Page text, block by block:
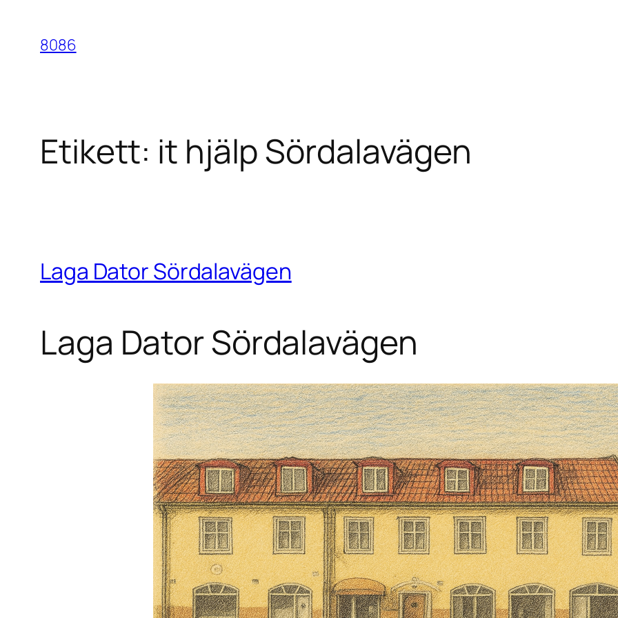
innehåll
8086
Etikett: it hjälp Sördalavägen
Laga Dator Sördalavägen
Laga Dator Sördalavägen